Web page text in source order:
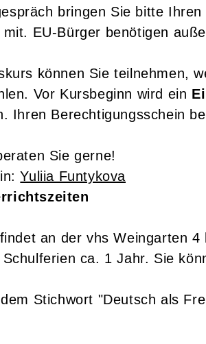
bringen Sie bitte
EU-Bürger benötigen
können Sie teilnehmen,
Vor Kursbeginn wird ein
Ihren Berechtigungsschein
Sie gerne!
Yuliia Funtykova
an der vhs Weingarten
ca. 1 Jahr. Sie
Stichwort "Deutsch als